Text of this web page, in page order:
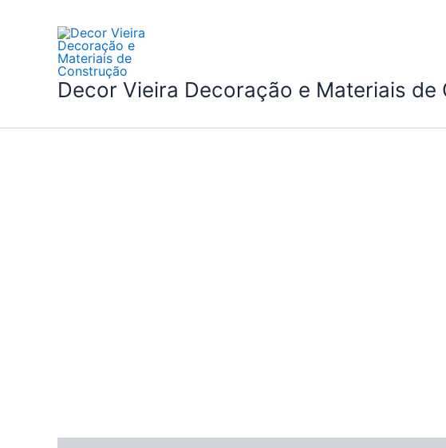
Decor Vieira Decoração e Materiais de